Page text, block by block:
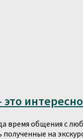
время общения с
на